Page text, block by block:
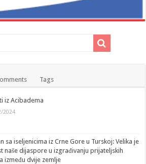
Tags
iz Acibadema
2024
sa iseljenicima iz Crne Gore u Turskoj: Velika je
naše dijaspore u izgrađivanju prijateljskih
između dvije zemlje